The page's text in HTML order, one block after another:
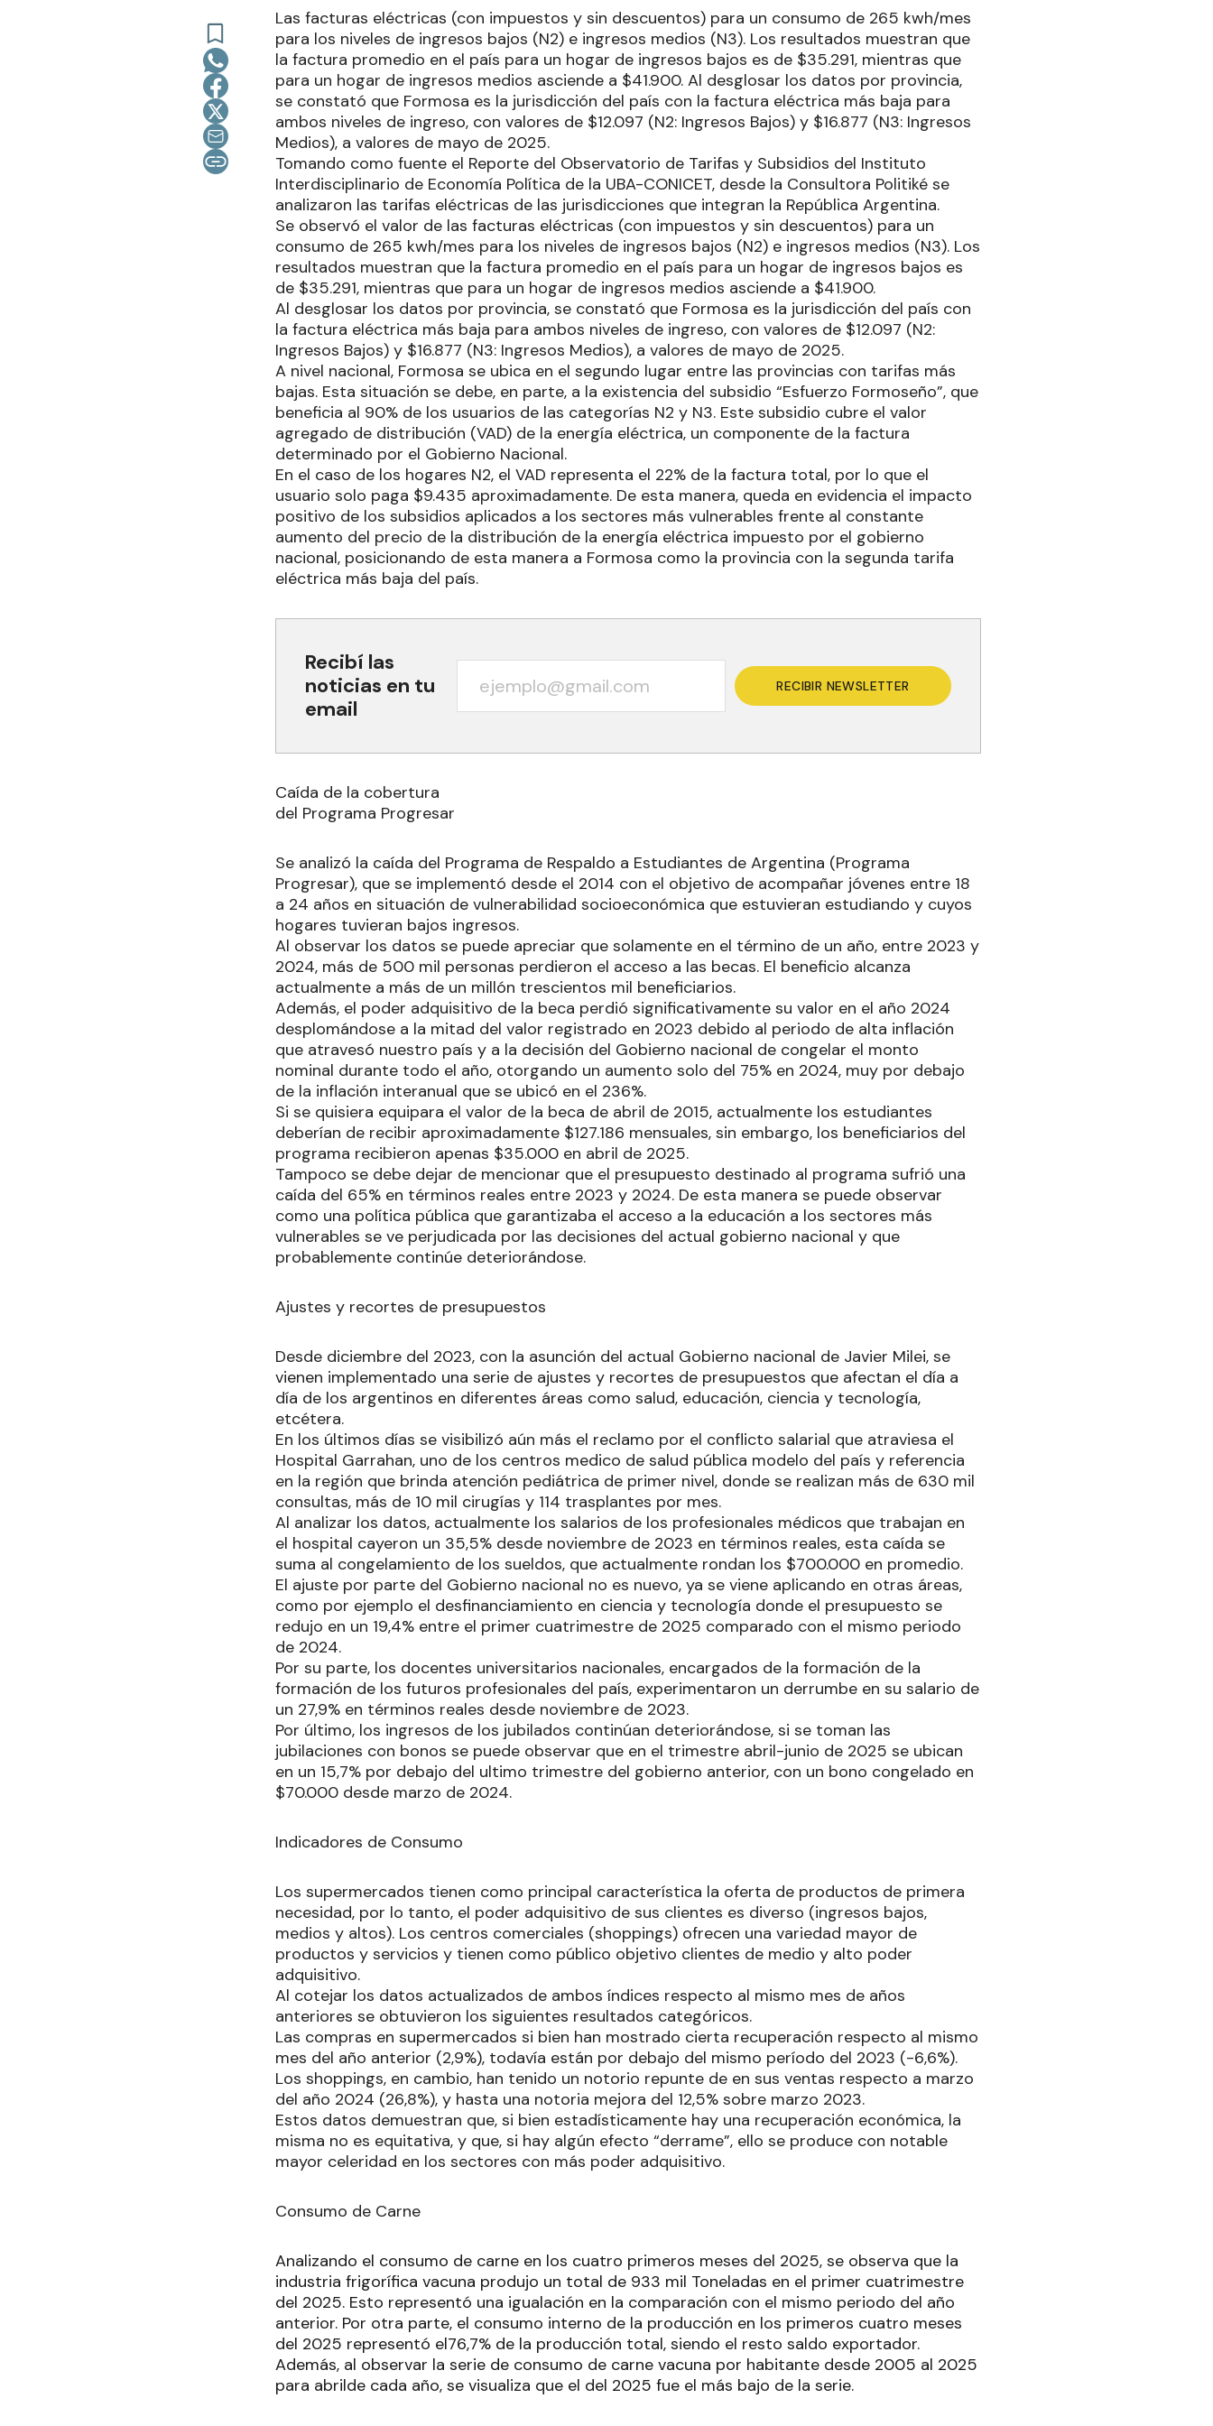
Las facturas eléctricas (con impuestos y sin descuentos) para un consumo de 265 kwh/mes
para los niveles de ingresos bajos (N2) e ingresos medios (N3). Los resultados muestran que
la factura promedio en el país para un hogar de ingresos bajos es de $35.291, mientras que
para un hogar de ingresos medios asciende a $41.900. Al desglosar los datos por provincia,
se constató que Formosa es la jurisdicción del país con la factura eléctrica más baja para
ambos niveles de ingreso, con valores de $12.097 (N2: Ingresos Bajos) y $16.877 (N3: Ingresos
Medios), a valores de mayo de 2025.
Tomando como fuente el Reporte del Observatorio de Tarifas y Subsidios del Instituto
Interdisciplinario de Economía Política de la UBA-CONICET, desde la Consultora Politiké se
analizaron las tarifas eléctricas de las jurisdicciones que integran la República Argentina.
Se observó el valor de las facturas eléctricas (con impuestos y sin descuentos) para un
consumo de 265 kwh/mes para los niveles de ingresos bajos (N2) e ingresos medios (N3). Los
resultados muestran que la factura promedio en el país para un hogar de ingresos bajos es
de $35.291, mientras que para un hogar de ingresos medios asciende a $41.900.
Al desglosar los datos por provincia, se constató que Formosa es la jurisdicción del país con
la factura eléctrica más baja para ambos niveles de ingreso, con valores de $12.097 (N2:
Ingresos Bajos) y $16.877 (N3: Ingresos Medios), a valores de mayo de 2025.
A nivel nacional, Formosa se ubica en el segundo lugar entre las provincias con tarifas más
bajas. Esta situación se debe, en parte, a la existencia del subsidio “Esfuerzo Formoseño”, que
beneficia al 90% de los usuarios de las categorías N2 y N3. Este subsidio cubre el valor
agregado de distribución (VAD) de la energía eléctrica, un componente de la factura
determinado por el Gobierno Nacional.
En el caso de los hogares N2, el VAD representa el 22% de la factura total, por lo que el
usuario solo paga $9.435 aproximadamente. De esta manera, queda en evidencia el impacto
positivo de los subsidios aplicados a los sectores más vulnerables frente al constante
aumento del precio de la distribución de la energía eléctrica impuesto por el gobierno
nacional, posicionando de esta manera a Formosa como la provincia con la segunda tarifa
eléctrica más baja del país.
Recibí las
noticias en tu
email
RECIBIR NEWSLETTER
Caída de la cobertura
del Programa Progresar
Se analizó la caída del Programa de Respaldo a Estudiantes de Argentina (Programa
Progresar), que se implementó desde el 2014 con el objetivo de acompañar jóvenes entre 18
a 24 años en situación de vulnerabilidad socioeconómica que estuvieran estudiando y cuyos
hogares tuvieran bajos ingresos.
Al observar los datos se puede apreciar que solamente en el término de un año, entre 2023 y
2024, más de 500 mil personas perdieron el acceso a las becas. El beneficio alcanza
actualmente a más de un millón trescientos mil beneficiarios.
Además, el poder adquisitivo de la beca perdió significativamente su valor en el año 2024
desplomándose a la mitad del valor registrado en 2023 debido al periodo de alta inflación
que atravesó nuestro país y a la decisión del Gobierno nacional de congelar el monto
nominal durante todo el año, otorgando un aumento solo del 75% en 2024, muy por debajo
de la inflación interanual que se ubicó en el 236%.
Si se quisiera equipara el valor de la beca de abril de 2015, actualmente los estudiantes
deberían de recibir aproximadamente $127.186 mensuales, sin embargo, los beneficiarios del
programa recibieron apenas $35.000 en abril de 2025.
Tampoco se debe dejar de mencionar que el presupuesto destinado al programa sufrió una
caída del 65% en términos reales entre 2023 y 2024. De esta manera se puede observar
como una política pública que garantizaba el acceso a la educación a los sectores más
vulnerables se ve perjudicada por las decisiones del actual gobierno nacional y que
probablemente continúe deteriorándose.
Ajustes y recortes de presupuestos
Desde diciembre del 2023, con la asunción del actual Gobierno nacional de Javier Milei, se
vienen implementado una serie de ajustes y recortes de presupuestos que afectan el día a
día de los argentinos en diferentes áreas como salud, educación, ciencia y tecnología,
etcétera.
En los últimos días se visibilizó aún más el reclamo por el conflicto salarial que atraviesa el
Hospital Garrahan, uno de los centros medico de salud pública modelo del país y referencia
en la región que brinda atención pediátrica de primer nivel, donde se realizan más de 630 mil
consultas, más de 10 mil cirugías y 114 trasplantes por mes.
Al analizar los datos, actualmente los salarios de los profesionales médicos que trabajan en
el hospital cayeron un 35,5% desde noviembre de 2023 en términos reales, esta caída se
suma al congelamiento de los sueldos, que actualmente rondan los $700.000 en promedio.
El ajuste por parte del Gobierno nacional no es nuevo, ya se viene aplicando en otras áreas,
como por ejemplo el desfinanciamiento en ciencia y tecnología donde el presupuesto se
redujo en un 19,4% entre el primer cuatrimestre de 2025 comparado con el mismo periodo
de 2024.
Por su parte, los docentes universitarios nacionales, encargados de la formación de la
formación de los futuros profesionales del país, experimentaron un derrumbe en su salario de
un 27,9% en términos reales desde noviembre de 2023.
Por último, los ingresos de los jubilados continúan deteriorándose, si se toman las
jubilaciones con bonos se puede observar que en el trimestre abril-junio de 2025 se ubican
en un 15,7% por debajo del ultimo trimestre del gobierno anterior, con un bono congelado en
$70.000 desde marzo de 2024.
Indicadores de Consumo
Los supermercados tienen como principal característica la oferta de productos de primera
necesidad, por lo tanto, el poder adquisitivo de sus clientes es diverso (ingresos bajos,
medios y altos). Los centros comerciales (shoppings) ofrecen una variedad mayor de
productos y servicios y tienen como público objetivo clientes de medio y alto poder
adquisitivo.
Al cotejar los datos actualizados de ambos índices respecto al mismo mes de años
anteriores se obtuvieron los siguientes resultados categóricos.
Las compras en supermercados si bien han mostrado cierta recuperación respecto al mismo
mes del año anterior (2,9%), todavía están por debajo del mismo período del 2023 (-6,6%).
Los shoppings, en cambio, han tenido un notorio repunte de en sus ventas respecto a marzo
del año 2024 (26,8%), y hasta una notoria mejora del 12,5% sobre marzo 2023.
Estos datos demuestran que, si bien estadísticamente hay una recuperación económica, la
misma no es equitativa, y que, si hay algún efecto “derrame”, ello se produce con notable
mayor celeridad en los sectores con más poder adquisitivo.
Consumo de Carne
Analizando el consumo de carne en los cuatro primeros meses del 2025, se observa que la
industria frigorífica vacuna produjo un total de 933 mil Toneladas en el primer cuatrimestre
del 2025. Esto representó una igualación en la comparación con el mismo periodo del año
anterior. Por otra parte, el consumo interno de la producción en los primeros cuatro meses
del 2025 representó el76,7% de la producción total, siendo el resto saldo exportador.
Además, al observar la serie de consumo de carne vacuna por habitante desde 2005 al 2025
para abrilde cada año, se visualiza que el del 2025 fue el más bajo de la serie.